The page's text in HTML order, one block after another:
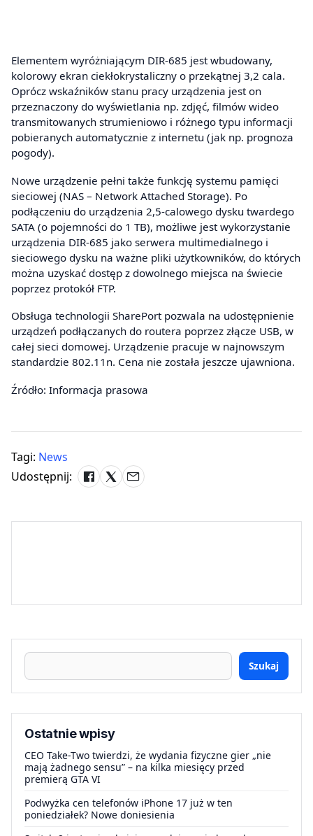
Elementem wyróżniającym DIR-685 jest wbudowany,
kolorowy ekran ciekłokrystaliczny o przekątnej 3,2 cala.
Oprócz wskaźników stanu pracy urządzenia jest on
przeznaczony do wyświetlania np. zdjęć, filmów wideo
transmitowanych strumieniowo i różnego typu informacji
pobieranych automatycznie z internetu (jak np. prognoza
pogody).
Nowe urządzenie pełni także funkcję systemu pamięci
sieciowej (NAS – Network Attached Storage). Po
podłączeniu do urządzenia 2,5-calowego dysku twardego
SATA (o pojemności do 1 TB), możliwe jest wykorzystanie
urządzenia DIR-685 jako serwera multimedialnego i
sieciowego dysku na ważne pliki użytkowników, do których
można uzyskać dostęp z dowolnego miejsca na świecie
poprzez protokół FTP.
Obsługa technologii SharePort pozwala na udostępnienie
urządzeń podłączanych do routera poprzez złącze USB, w
całej sieci domowej. Urządzenie pracuje w najnowszym
standardzie 802.11n. Cena nie została jeszcze ujawniona.
Źródło: Informacja prasowa
Tagi: News
Udostępnij:
Szukaj
Ostatnie wpisy
CEO Take-Two twierdzi, że wydania fizyczne gier „nie
mają żadnego sensu” – na kilka miesięcy przed
premierą GTA VI
Podwyżka cen telefonów iPhone 17 już w ten
poniedziałek? Nowe doniesienia